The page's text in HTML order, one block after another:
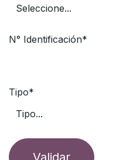
N° Identificación*
Tipo*
Validar